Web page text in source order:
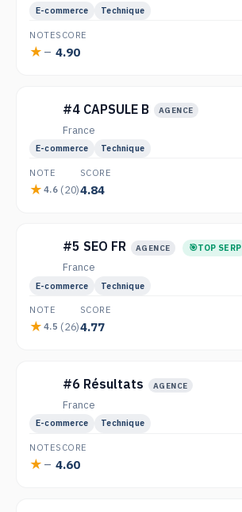
E-commerce Technique
NOTE
—
SCORE
4.90
#4 CAPSULE B AGENCE
France
E-commerce Technique
NOTE
4.6 (20)
SCORE
4.84
#5 SEO FR AGENCE TOP SERP
France
E-commerce Technique
NOTE
4.5 (26)
SCORE
4.77
#6 Résultats AGENCE
France
E-commerce Technique
NOTE
—
SCORE
4.60